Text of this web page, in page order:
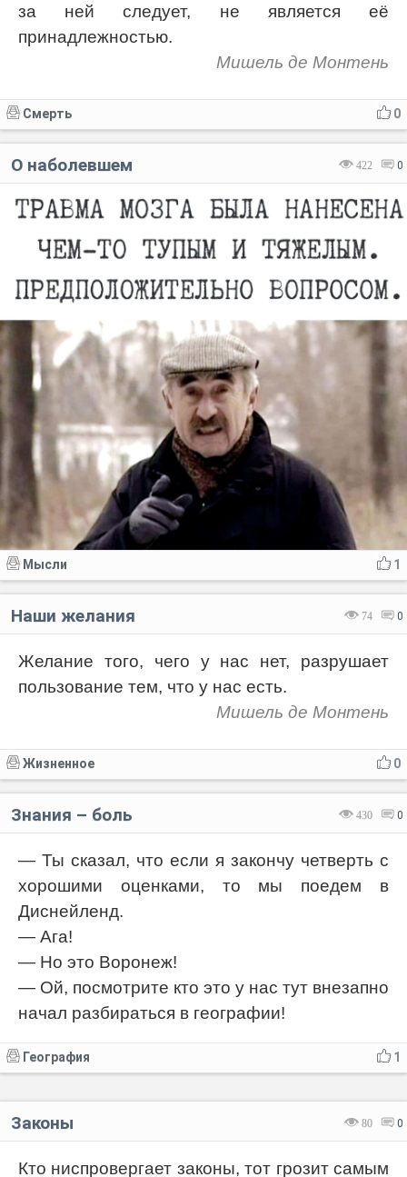
за ней следует, не является её
принадлежностью.
Мишель де Монтень
0
Смерть
422 0
О наболевшем
1
Мысли
74 0
Наши желания
Желание того, чего у нас нет, разрушает
пользование тем, что у нас есть.
Мишель де Монтень
0
Жизненное
430 0
Знания – боль⁠⁠
— Ты сказал, что если я закончу четверть с
хорошими оценками, то мы поедем в
Диснейленд.
— Ага!
— Но это Воронеж!
— Ой, посмотрите кто это у нас тут внезапно
начал разбираться в географии!
1
География
80 0
Законы
Кто ниспровергает законы, тот грозит самым